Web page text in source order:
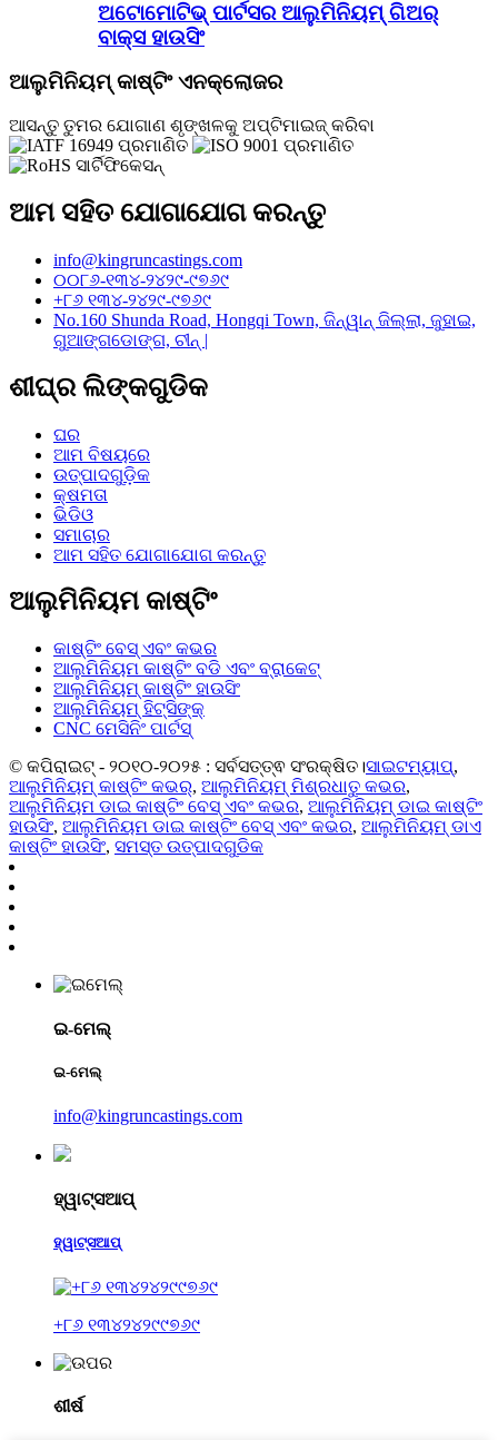
ଅଟୋମୋଟିଭ୍ ପାର୍ଟସର ଆଲୁମିନିୟମ୍ ଗିଅର୍
ବାକ୍ସ ହାଉସିଂ
ଆଲୁମିନିୟମ୍ କାଷ୍ଟିଂ ଏନକ୍ଲୋଜର
ଆସନ୍ତୁ ତୁମର ଯୋଗାଣ ଶୃଙ୍ଖଳକୁ ଅପ୍ଟିମାଇଜ୍ କରିବା
ଆମ ସହିତ ଯୋଗାଯୋଗ କରନ୍ତୁ
info@kingruncastings.com
୦୦୮୬-୧୩୪-୨୪୨୯-୯୭୬୯
+୮୬ ୧୩୪-୨୪୨୯-୯୭୬୯
No.160 Shunda Road, Hongqi Town, ଜିନ୍ୱାନ୍ ଜିଲ୍ଲା, ଜୁହାଇ,
ଗୁଆଙ୍ଗଡୋଙ୍ଗ, ଚୀନ୍ |
ଶୀଘ୍ର ଲିଙ୍କଗୁଡିକ
ଘର
ଆମ ବିଷୟରେ
ଉତ୍ପାଦଗୁଡ଼ିକ
କ୍ଷମତା
ଭିଡିଓ
ସମାଚାର
ଆମ ସହିତ ଯୋଗାଯୋଗ କରନ୍ତୁ
ଆଲୁମିନିୟମ କାଷ୍ଟିଂ
କାଷ୍ଟିଂ ବେସ୍ ଏବଂ କଭର
ଆଲୁମିନିୟମ କାଷ୍ଟିଂ ବଡି ଏବଂ ବ୍ରାକେଟ୍
ଆଲୁମିନିୟମ୍ କାଷ୍ଟିଂ ହାଉସିଂ
ଆଲୁମିନିୟମ୍ ହିଟ୍ସିଙ୍କ୍
CNC ମେସିନିଂ ପାର୍ଟସ୍
© କପିରାଇଟ୍ - ୨୦୧୦-୨୦୨୫ : ସର୍ବସତ୍ତ୍ଵ ସଂରକ୍ଷିତ।ସାଇଟମ୍ୟାପ୍,
ଆଲୁମିନିୟମ୍ କାଷ୍ଟିଂ କଭର୍, ଆଲୁମିନିୟମ୍ ମିଶ୍ରଧାତୁ କଭର,
ଆଲୁମିନିୟମ ଡାଇ କାଷ୍ଟିଂ ବେସ୍ ଏବଂ କଭର, ଆଲୁମିନିୟମ୍ ଡାଇ କାଷ୍ଟିଂ
ହାଉସିଂ, ଆଲୁମିନିୟମ ଡାଇ କାଷ୍ଟିଂ ବେସ୍ ଏବଂ କଭର, ଆଲୁମିନିୟମ୍ ଡାଏ
କାଷ୍ଟିଂ ହାଉସିଂ, ସମସ୍ତ ଉତ୍ପାଦଗୁଡିକ
ଇ-ମେଲ୍
ଇ-ମେଲ୍
info@kingruncastings.com
ହ୍ୱାଟ୍ସଆପ୍
ହ୍ୱାଟ୍ସଆପ୍
+୮୬ ୧୩୪୨୪୨୯୯୭୬୯
ଶୀର୍ଷ